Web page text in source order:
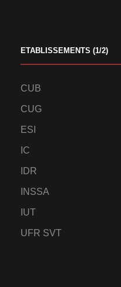
ETABLISSEMENTS (1/2)
CUB
CUG
ESI
IC
IDR
INSSA
IUT
UFR SVT